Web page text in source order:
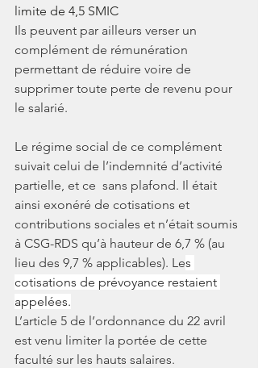
limite de 4,5 SMIC
Ils peuvent par ailleurs verser un
complément de rémunération
permettant de réduire voire de
supprimer toute perte de revenu pour
le salarié.
Le régime social de ce complément
suivait celui de l’indemnité d’activité
partielle, et ce  sans plafond. Il était
ainsi exonéré de cotisations et
contributions sociales et n’était soumis
à CSG-RDS qu’à hauteur de 6,7 % (au
lieu des 9,7 % applicables). Les
cotisations de prévoyance restaient
appelées.
L’article 5 de l’ordonnance du 22 avril
est venu limiter la portée de cette
faculté sur les hauts salaires.